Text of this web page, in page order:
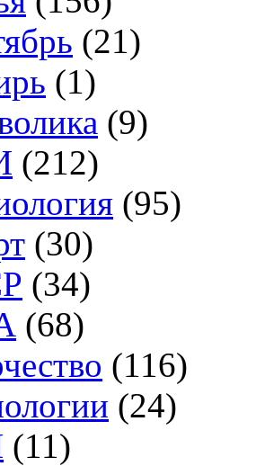
(21)
(1)
(9)
(212)
(95)
(30)
(34)
(68)
(116)
(24)
(11)